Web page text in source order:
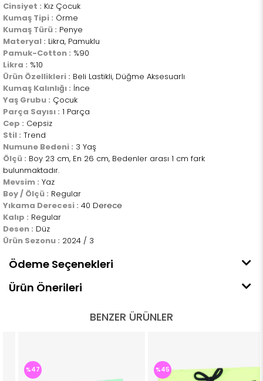
Cinsiyet : Kız Çocuk
Kumaş Tipi : Örme
Kumaş Türü : Penye
Materyal : Likra, Pamuklu
Pamuk-Cotton : %90
Likra : %10
Ürün Özellikleri : Beli Lastikli, Düğme Aksesuarlı
Kumaş Kalınlığı : İnce
Yaş Grubu : Çocuk
Parça Sayısı : 1 Parça
Cep : Cepsiz
Stil : Trend
Numune Bedeni : 3 Yaş
Ölçü : Boy 23 cm, En 26 cm, Bedenler arası 1 cm fark
bulunmaktadır.
Mevsim : Yaz
Boy / Ölçü : Regular
Yıkama Derecesi : 40 Derece
Kalıp : Regular
Desen : Düz
Ürün Sezonu : 2024 / 3
Ödeme Seçenekleri
Ürün Önerileri
BENZER ÜRÜNLER
%47 %45